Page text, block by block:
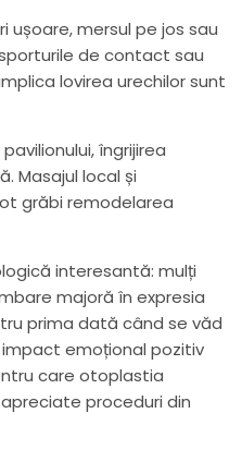
ușoare, mersul pe jos sau
de contact sau
lovirea urechilor sunt
îngrijirea
Masajul local și
grăbi remodelarea
interesantă: mulți
majoră în expresia
prima dată când se văd
impact emoțional pozitiv
care otoplastia
proceduri din